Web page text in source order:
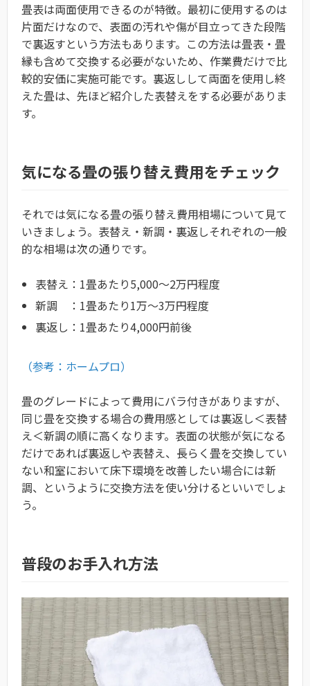
畳表は両面使用できるのが特徴。最初に使用するのは
片面だけなので、表面の汚れや傷が目立ってきた段階
で裏返すという方法もあります。この方法は畳表・畳
縁も含めて交換する必要がないため、作業費だけで比
較的安価に実施可能です。裏返しして両面を使用し終
えた畳は、先ほど紹介した表替えをする必要がありま
す。
気になる畳の張り替え費用をチェック
それでは気になる畳の張り替え費用相場について見て
いきましょう。表替え・新調・裏返しそれぞれの一般
的な相場は次の通りです。
表替え：1畳あたり5,000〜2万円程度
新調 ：1畳あたり1万〜3万円程度
裏返し：1畳あたり4,000円前後
（参考：ホームプロ）
畳のグレードによって費用にバラ付きがありますが、
同じ畳を交換する場合の費用感としては裏返し＜表替
え＜新調の順に高くなります。表面の状態が気になる
だけであれば裏返しや表替え、長らく畳を交換してい
ない和室において床下環境を改善したい場合には新
調、というように交換方法を使い分けるといいでしょ
う。
普段のお手入れ方法